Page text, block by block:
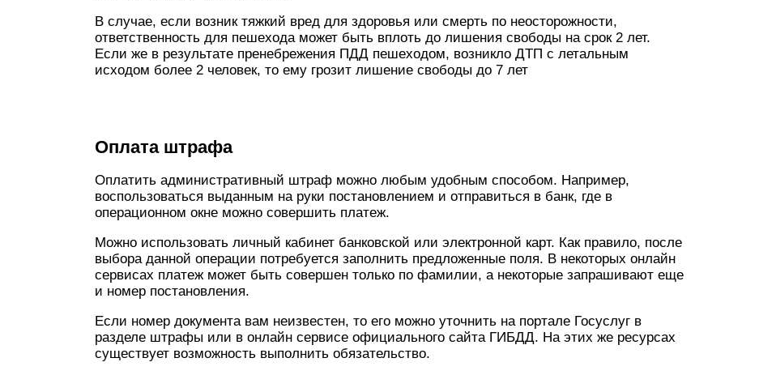
В случае, если возник тяжкий вред для здоровья или смерть по неосторожности,
ответственность для пешехода может быть вплоть до лишения свободы на срок 2 лет.
Если же в результате пренебрежения ПДД пешеходом, возникло ДТП с летальным
исходом более 2 человек, то ему грозит лишение свободы до 7 лет
Оплата штрафа
Оплатить административный штраф можно любым удобным способом. Например,
воспользоваться выданным на руки постановлением и отправиться в банк, где в
операционном окне можно совершить платеж.
Можно использовать личный кабинет банковской или электронной карт. Как правило, после
выбора данной операции потребуется заполнить предложенные поля. В некоторых онлайн
сервисах платеж может быть совершен только по фамилии, а некоторые запрашивают еще
и номер постановления.
Если номер документа вам неизвестен, то его можно уточнить на портале Госуслуг в
разделе штрафы или в онлайн сервисе официального сайта ГИБДД. На этих же ресурсах
существует возможность выполнить обязательство.